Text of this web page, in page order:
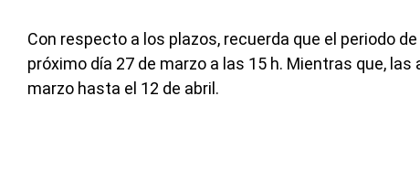
Con respecto a los plazos, recuerda que el periodo
próximo día 27 de marzo a las 15 h. Mientras que,
marzo hasta el 12 de abril.